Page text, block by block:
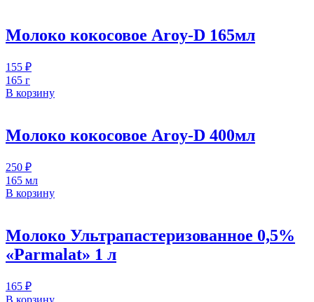
Молоко кокосовое Aroy-D 165мл
155 ₽
165 г
В корзину
Молоко кокосовое Aroy-D 400мл
250 ₽
165 мл
В корзину
Молоко Ультрапастеризованное 0,5%
«Parmalat» 1 л
165 ₽
В корзину